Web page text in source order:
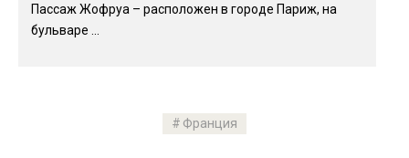
Пассаж Жофруа – расположен в городе Париж, на
бульваре ...
Франция